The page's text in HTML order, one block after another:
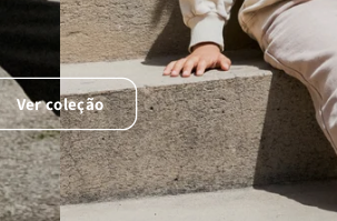
Ver coleção